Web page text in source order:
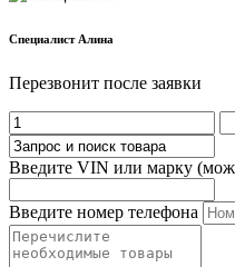
Cпециалист Алина
Перезвонит после заявки
Введите VIN или марку
Введите номер телефона